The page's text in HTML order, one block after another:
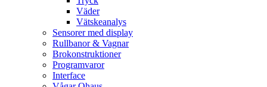
Väder
Vätskeanalys
Sensorer med display
Rullbanor & Vagnar
Brokonstruktioner
Programvaror
Interface